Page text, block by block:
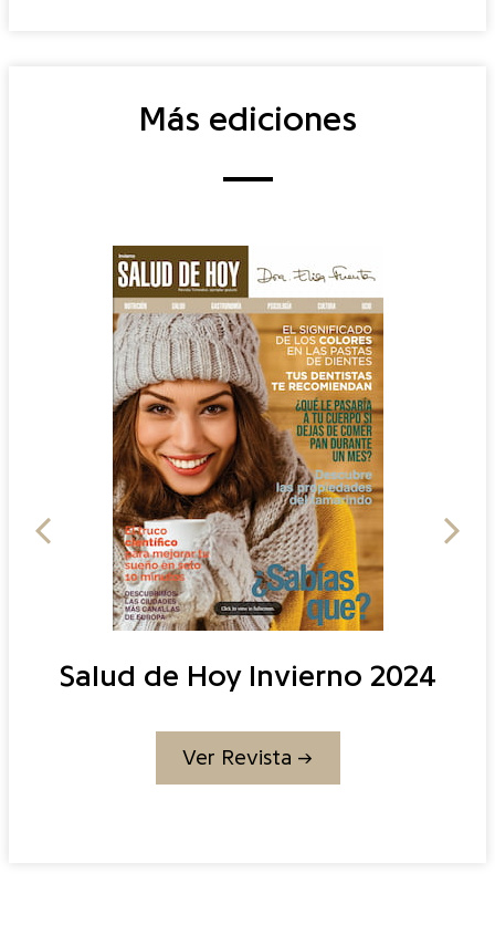
Más ediciones
Salud de Hoy Invierno 2024
Ver Revista →